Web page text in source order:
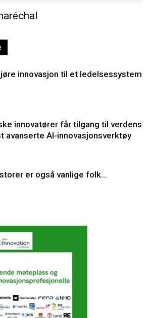
innovasjon til et ledelsessystem
innovatører får tilgang til verdens
avanserte AI-innovasjonsverktøy
er også vanlige folk…